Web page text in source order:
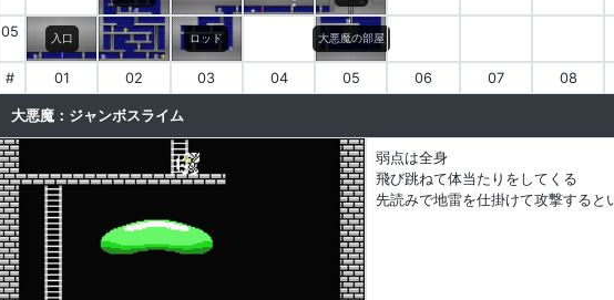
05 入口 ロッド 大悪魔の部屋
# 01 02 03 04 05 06 07 08
大悪魔：ジャンボスライム
弱点は全身
飛び跳ねて体当たりをしてくる
先読みで地雷を仕掛けて攻撃すると